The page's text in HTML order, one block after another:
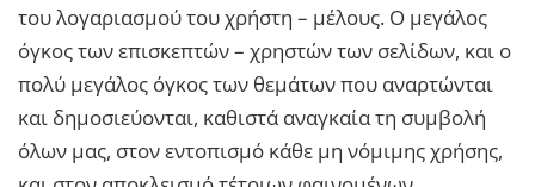
του λογαριασμού του χρήστη – μέλους. Ο μεγάλος
όγκος των επισκεπτών – χρηστών των σελίδων, και ο
πολύ μεγάλος όγκος των θεμάτων που αναρτώνται
και δημοσιεύονται, καθιστά αναγκαία τη συμβολή
όλων μας, στον εντοπισμό κάθε μη νόμιμης χρήσης,